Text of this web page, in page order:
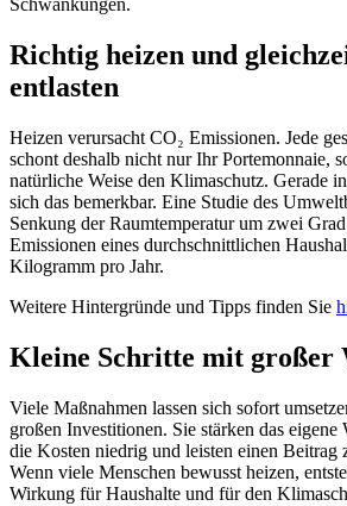
Schwankungen.
Richtig heizen und
entlasten
Heizen verursacht CO₂ Emissionen. Jede
schont deshalb nicht nur Ihr Portemonnaie,
natürliche Weise den Klimaschutz. Gerade
sich das bemerkbar. Eine Studie des
Senkung der Raumtemperatur um zwei
Emissionen eines durchschnittlichen
Kilogramm pro Jahr.
Weitere Hintergründe und Tipps finden Sie
Kleine Schritte mit großer
Viele Maßnahmen lassen sich sofort
großen Investitionen. Sie stärken das eigene
die Kosten niedrig und leisten einen Beitrag
Wenn viele Menschen bewusst heizen,
Wirkung für Haushalte und für den